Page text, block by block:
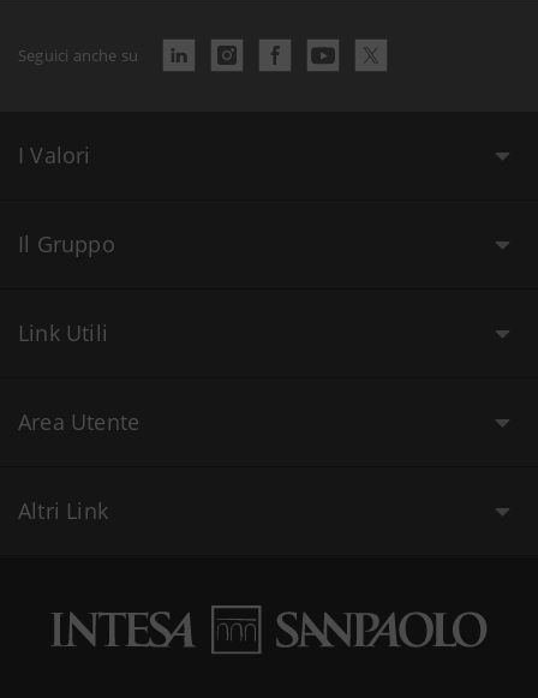
Seguici anche su
I Valori
Il Gruppo
Link Utili
Area Utente
Altri Link